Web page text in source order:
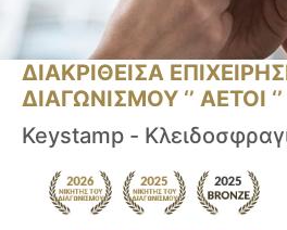
ΔΙΑΚΡΙΘΕΙΣΑ
ΔΙΑΓΩΝΙΣΜΟΥ ‘’ ΑΕΤΟΙ ‘’
Keystamp -